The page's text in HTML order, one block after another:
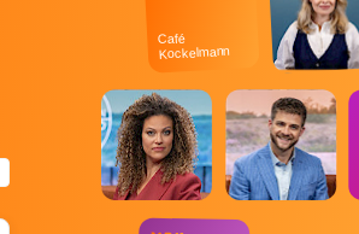
Café
Kockelmann